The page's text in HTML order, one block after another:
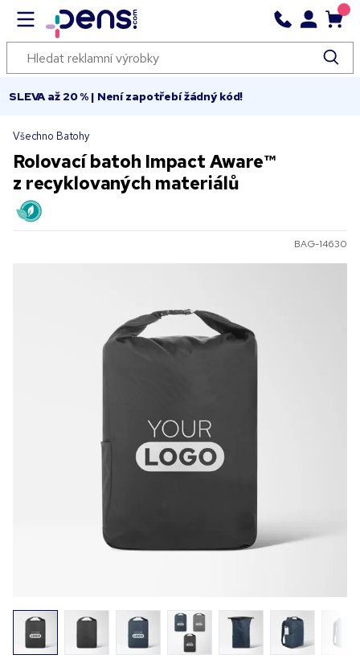
SLEVA až 20 % | Není zapotřebí žádný kód!
Všechno Batohy
Rolovací batoh Impact Aware™
z recyklovaných materiálů
BAG-14630